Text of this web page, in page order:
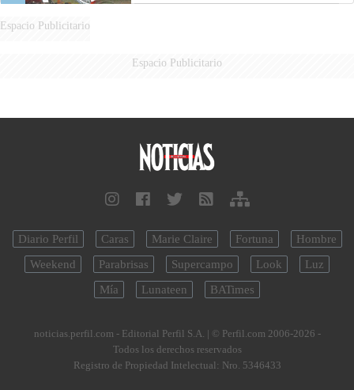
Espacio Publicitario
Espacio Publicitario
Diario Perfil Caras Marie Claire Fortuna
Hombre
Weekend
Parabrisas Supercampo Look
Luz
Mía
Lunateen BATimes
noticias.perfil.com - Editorial Perfil S.A. | © Perfil.com 2006-2026 -
Todos los derechos reservados
Registro de Propiedad Intelectual: Nro. 5346433